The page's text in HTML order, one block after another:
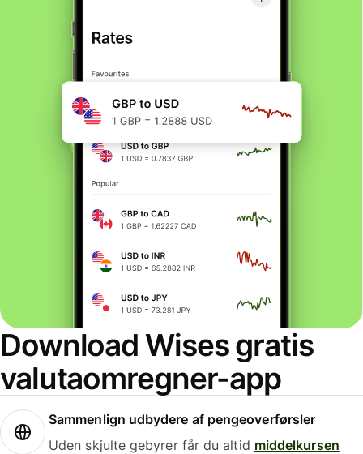
Download Wises gratis
valutaomregner-app
Sammenlign udbydere af pengeoverførsler
Uden skjulte gebyrer får du altid middelkursen